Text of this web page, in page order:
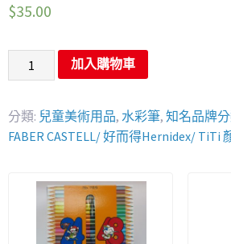
$35.00
加入購物車
分類: 兒童美術用品, 水彩筆, 知名品牌
FABER CASTELL/ 好而得Hernidex/ TiTi